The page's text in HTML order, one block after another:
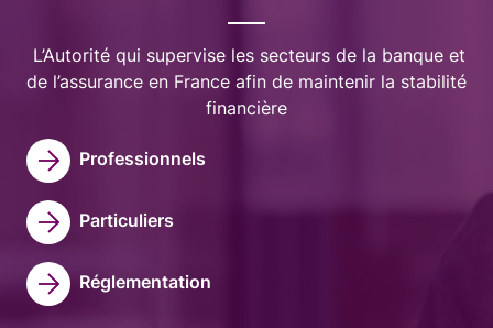
L’Autorité qui supervise les secteurs de la banque et
de l’assurance en France afin de maintenir la stabilité
financière
Professionnels
Particuliers
Réglementation